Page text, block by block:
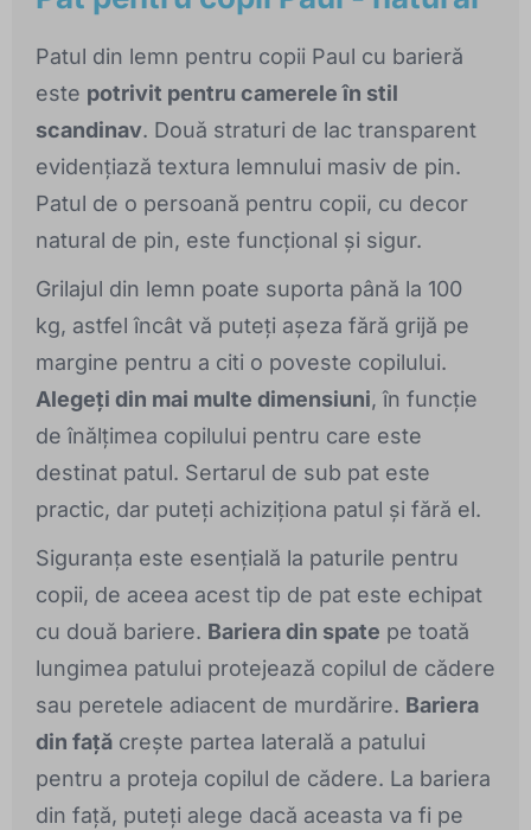
Patul din lemn pentru copii Paul cu barieră
este potrivit pentru camerele în stil
scandinav. Două straturi de lac transparent
evidențiază textura lemnului masiv de pin.
Patul de o persoană pentru copii, cu decor
natural de pin, este funcțional și sigur.
Grilajul din lemn poate suporta până la 100
kg, astfel încât vă puteți așeza fără grijă pe
margine pentru a citi o poveste copilului.
Alegeți din mai multe dimensiuni, în funcție
de înălțimea copilului pentru care este
destinat patul. Sertarul de sub pat este
practic, dar puteți achiziționa patul și fără el.
Siguranța este esențială la paturile pentru
copii, de aceea acest tip de pat este echipat
cu două bariere. Bariera din spate pe toată
lungimea patului protejează copilul de cădere
sau peretele adiacent de murdărire. Bariera
din față crește partea laterală a patului
pentru a proteja copilul de cădere. La bariera
din față, puteți alege dacă aceasta va fi pe